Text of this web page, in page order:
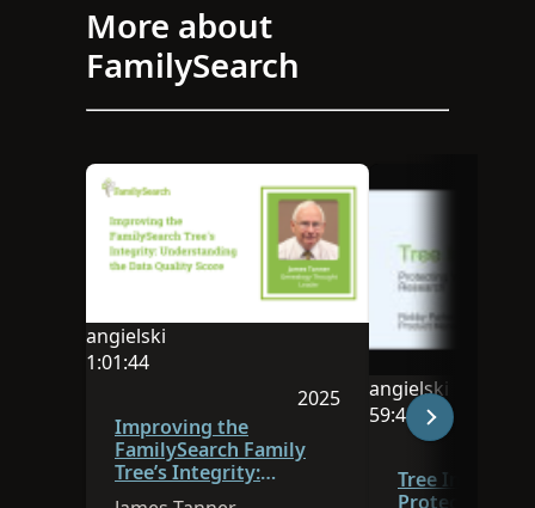
More about
FamilySearch
angielski
Językiem tej sesji jest angielski
1:01:44
Czas trwania filmu: 1:01:44
2025
Sesja została
Improving the
FamilySearch Family
Tree’s Integrity:
Understanding the Data
angielski
Językiem tej sesji
59:44
Czas trwania
Tree Integrity:
Protecting